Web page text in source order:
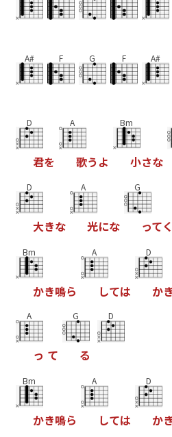
A# F G F A#
D
君を
A
歌う よ
Bm
小さな
D
大きな
A
光にな
G
ってく
Bm
かき鳴ら
A
しては
D
かき
A
っ て
G
る
D
Bm
かき鳴ら
A
しては
D
かき